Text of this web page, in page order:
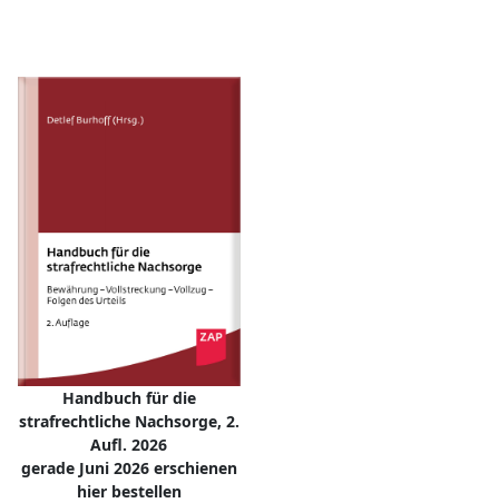
Handbuch für die
strafrechtliche Nachsorge, 2.
Aufl. 2026
gerade Juni 2026 erschienen
hier bestellen